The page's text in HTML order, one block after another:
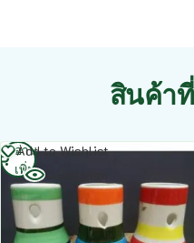
สินค้า
Add to Wishlist
อ่าน
เพิ่ม